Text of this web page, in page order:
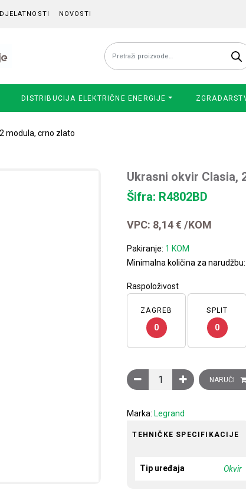
DJELATNOSTI NOVOSTI
Pretraži:
DISTRIBUCIJA ELEKTRIČNE ENERGIJE
modula, crno zlato
Ukrasni okvir Clasia,
Šifra: R4802BD
VPC: 8,14€ /KOM
Pakiranje: 1 KOM
Minimalna količina za narudžbu:
Raspoloživost
ZAGREB
0
SPLIT
0
Ukrasni okvir Clasia, 2
NARUČI
Marka: Legrand
TEHNIČKE SPECIFIKACIJE
Tip uređaja Okvir